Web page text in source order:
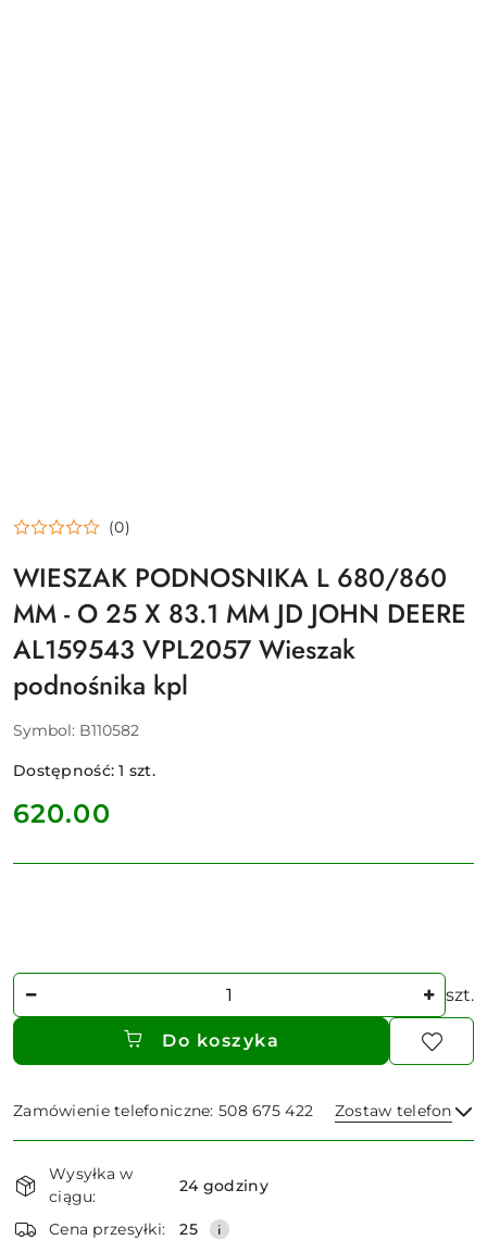
(0)
WIESZAK PODNOSNIKA L 680/860
MM - O 25 X 83.1 MM JD JOHN DEERE
AL159543 VPL2057 Wieszak
podnośnika kpl
Symbol: B110582
Dostępność:1 szt.
cena:
620.00
Ilość szt.
Do koszyka
Zamówienie telefoniczne: 508 675 422 Zostaw telefon
i
dostawa
Wysyłka w
ciągu:
24 godziny
Cena przesyłki: 25